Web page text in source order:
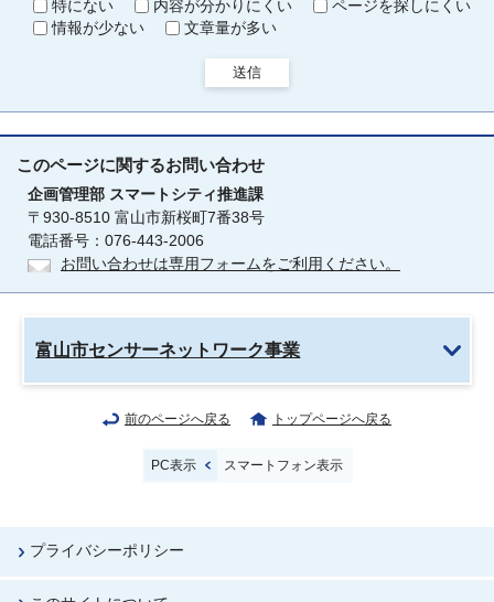
特にない
内容が分かりにくい
ページを探しにくい
情報が少ない
文章量が多い
送信
このページに関するお問い合わせ
企画管理部 スマートシティ推進課
〒930-8510 富山市新桜町7番38号
電話番号：076-443-2006
お問い合わせは専用フォームをご利用ください。
富山市センサーネットワーク事業
前のページへ戻る トップページへ戻る
PC表示 スマートフォン表示
プライバシーポリシー